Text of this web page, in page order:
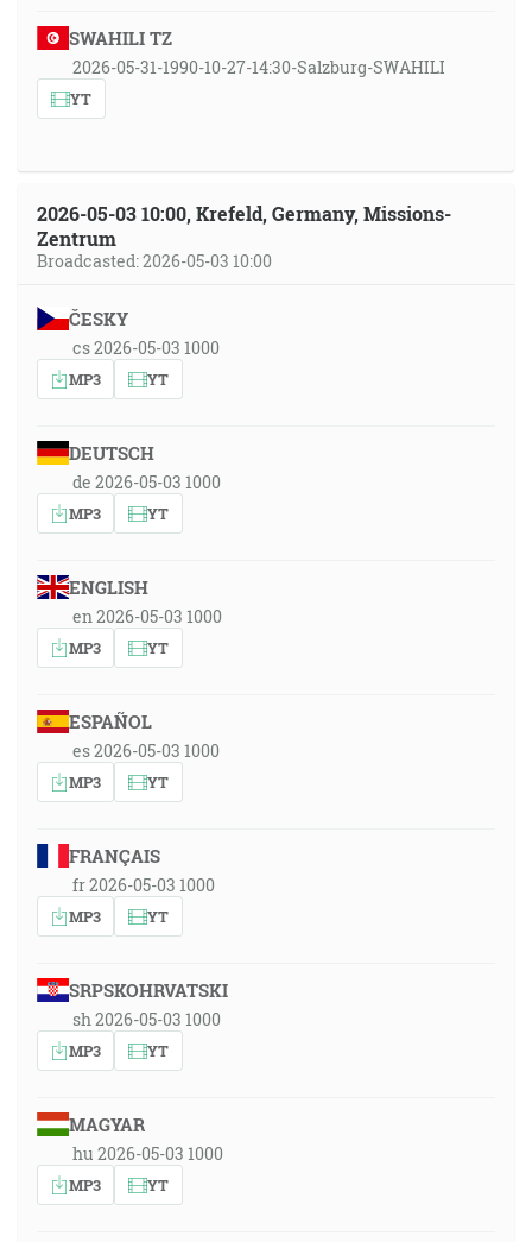
SWAHILI TZ
2026-05-31-1990-10-27-14:30-Salzburg-SWAHILI
YT
2026-05-03 10:00, Krefeld, Germany, Missions-
Zentrum
Broadcasted: 2026-05-03 10:00
ČESKY
cs 2026-05-03 1000
MP3 YT
DEUTSCH
de 2026-05-03 1000
MP3 YT
ENGLISH
en 2026-05-03 1000
MP3 YT
ESPAÑOL
es 2026-05-03 1000
MP3 YT
FRANÇAIS
fr 2026-05-03 1000
MP3 YT
SRPSKOHRVATSKI
sh 2026-05-03 1000
MP3 YT
MAGYAR
hu 2026-05-03 1000
MP3 YT